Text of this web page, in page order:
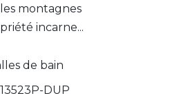
montagnes
incarne...
de bain
DUP